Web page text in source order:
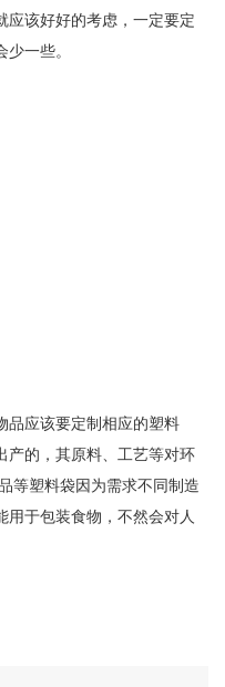
应该好好的考虑，一定要定
一些。
应该要定制相应的塑料
产的，其原料、工艺等对环
等塑料袋因为需求不同制造
于包装食物，不然会对人